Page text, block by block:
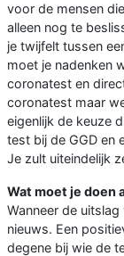
voor de mensen
alleen nog te
je twijfelt tussen
moet je nadenken
coronatest en
coronatest maar
eigenlijk de keuze
test bij de GGD en
Je zult uiteindelijk
Wat moet je doen
Wanneer de
nieuws. Een
degene bij wie de